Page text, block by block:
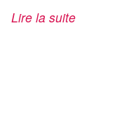
Lire la suite